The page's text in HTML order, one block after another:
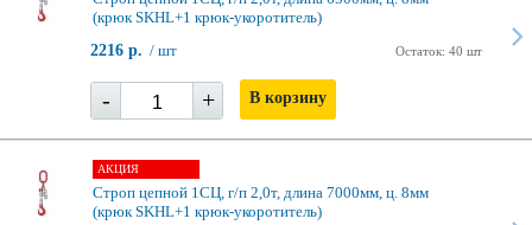
(крюк SKHL+1 крюк-укоротитель)
Остаток: 40 шт
2216 р. / шт
- + В корзину
АКЦИЯ
Строп цепной 1СЦ, г/п 2,0т, длина 7000мм, ц. 8мм
(крюк SKHL+1 крюк-укоротитель)